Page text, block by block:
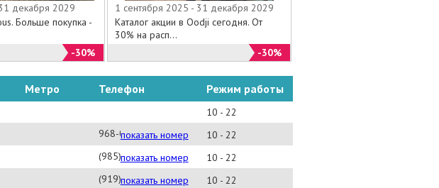
декабря 2029
Больше покупка -
-30%
1 сентября 2025 - 31 декабря 2029
Каталог акции в Oodji сегодня. От
30% на расп...
-30%
Метро Телефон Режим работы
10 - 22
968-019-28-91
показать номер
10 - 22
(985) 282-00-49
показать номер
10 - 22
(919) 105-53-24
показать номер
10 - 22